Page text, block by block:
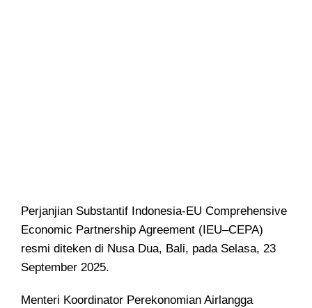
Perjanjian Substantif Indonesia-EU Comprehensive
Economic Partnership Agreement (IEU–CEPA)
resmi diteken di Nusa Dua, Bali, pada Selasa, 23
September 2025.
Menteri Koordinator Perekonomian Airlangga